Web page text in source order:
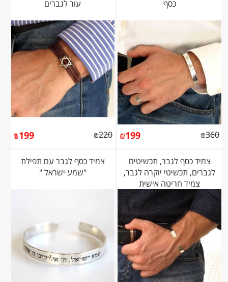
כסף
₪360
₪199
עור לגברים
₪220
₪199
צמיד כסף לגבר, תכשיטים
לגברים, תכשיטי יוקרה לגבר,
צמיד חריטה אישית
צמיד כסף לגבר עם תפילת
"שמע ישראל "